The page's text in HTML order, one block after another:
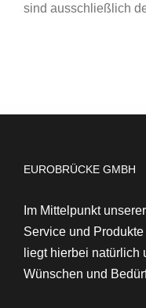
sind ausschließlich
EUROBRÜCKE GMBH
Im Mittelpunkt
Service und
liegt hierbei natürlich
Wünschen und